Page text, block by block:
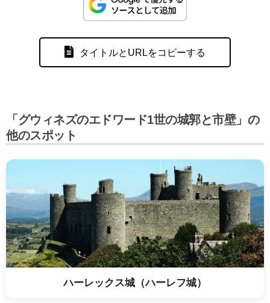
タイトルとURLをコピーする
「グウィネズのエドワード1世の城郭と市壁」の
他のスポット
ハーレックス城（ハーレフ城）